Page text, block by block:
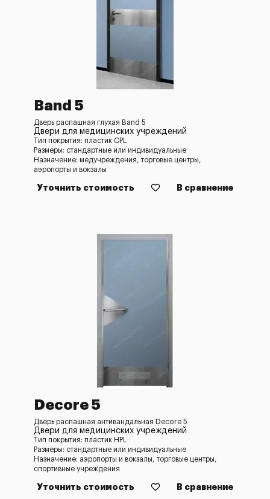
Band 5
Дверь распашная глухая Band 5
Двери для медицинских учреждений
Тип покрытия: пластик CPL
Размеры: стандартные или индивидуальные
Назначение: медучреждения, торговые центры,
аэропорты и вокзалы
Уточнить стоимость В сравнение
Decore 5
Дверь распашная антивандальная Decore 5
Двери для медицинских учреждений
Тип покрытия: пластик HPL
Размеры: стандартные или индивидуальные
Назначение: аэропорты и вокзалы, торговые центры,
спортивные учреждения
Уточнить стоимость В сравнение